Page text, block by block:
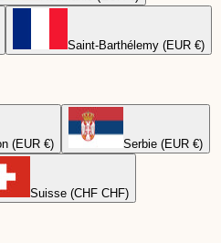
Saint-Barthélemy (EUR €)
(EUR €) Serbie (EUR €)
Suisse (CHF CHF)